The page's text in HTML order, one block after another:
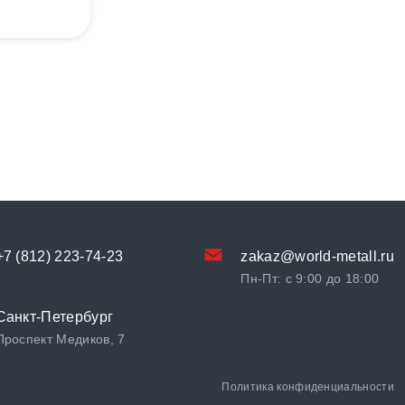
(812) 223-74-23 zakaz@world-metall.ru
Пн-Пт: с 9:00 до 18:00
Петербург
Медиков, 7
Политика конфиденциальности